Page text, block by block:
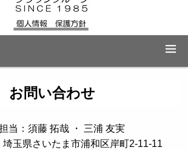
お問い合わせ
当：須藤 拓哉 ・ 三浦 友実
玉県さいたま市浦和区岸町2-11-11